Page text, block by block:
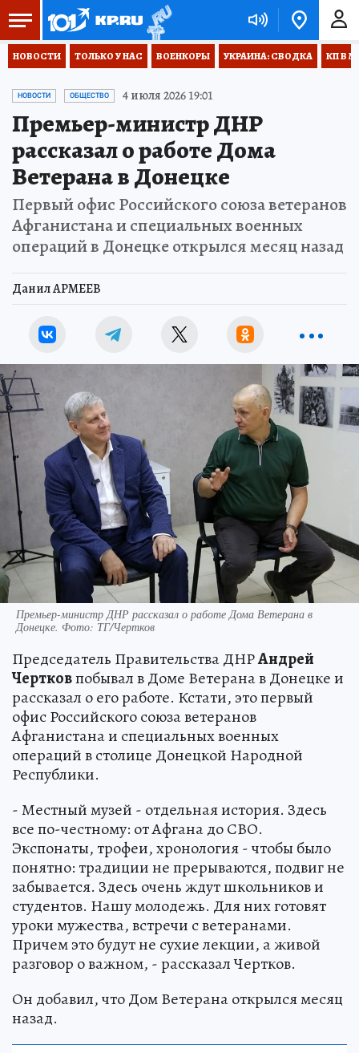
НОВОСТИ ТОЛЬКО У НАС ВОЕНКОРЫ УКРАИНА: СВОДКА КП В
НОВОСТИ ОБЩЕСТВО 4 июля 2026 19:01
Премьер-министр ДНР
рассказал о работе Дома
Ветерана в Донецке
Первый офис Российского союза ветеранов
Афганистана и специальных военных
операций в Донецке открылся месяц назад
Данил АРМЕЕВ
Премьер-министр ДНР рассказал о работе Дома Ветерана в
Донецке. Фото: ТГ/Чертков
Председатель Правительства ДНРАндрей
Чертковпобывал в Доме Ветерана в Донецке и
рассказал о его работе. Кстати, это первый
офис Российского союза ветеранов
Афганистана и специальных военных
операций в столице Донецкой Народной
Республики.
- Местный музей - отдельная история. Здесь
все по-честному: от Афгана до СВО.
Экспонаты, трофеи, хронология - чтобы было
понятно: традиции не прерываются, подвиг не
забывается. Здесь очень ждут школьников и
студентов. Нашу молодежь. Для них готовят
уроки мужества, встречи с ветеранами.
Причем это будут не сухие лекции, а живой
разговор о важном, - рассказал Чертков.
Он добавил, что Дом Ветерана открылся месяц
назад.